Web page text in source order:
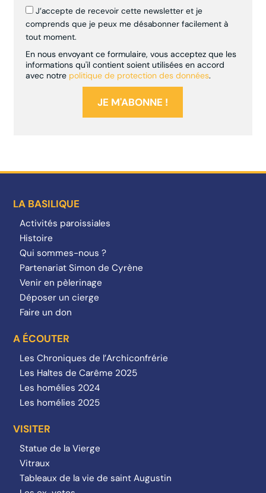
J’accepte de recevoir cette newsletter et je
comprends que je peux me désabonner facilement à
tout moment.
En nous envoyant ce formulaire, vous acceptez que les
informations qu'il contient soient utilisées en accord
avec notre politique de protection des données.
LA BASILIQUE
Activités paroissiales
Histoire
Qui sommes-nous ?
Partenariat Simon de Cyrène
Venir en pèlerinage
Déposer un cierge
Faire un don
A ÉCOUTER
Les Chroniques de l’Archiconfrérie
Les Haltes de Carême 2025
Les homélies 2024
Les homélies 2025
VISITER
Statue de la Vierge
Vitraux
Tableaux de la vie de saint Augustin